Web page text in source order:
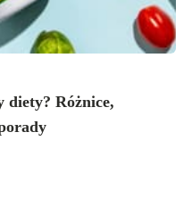
diety? Różnice,